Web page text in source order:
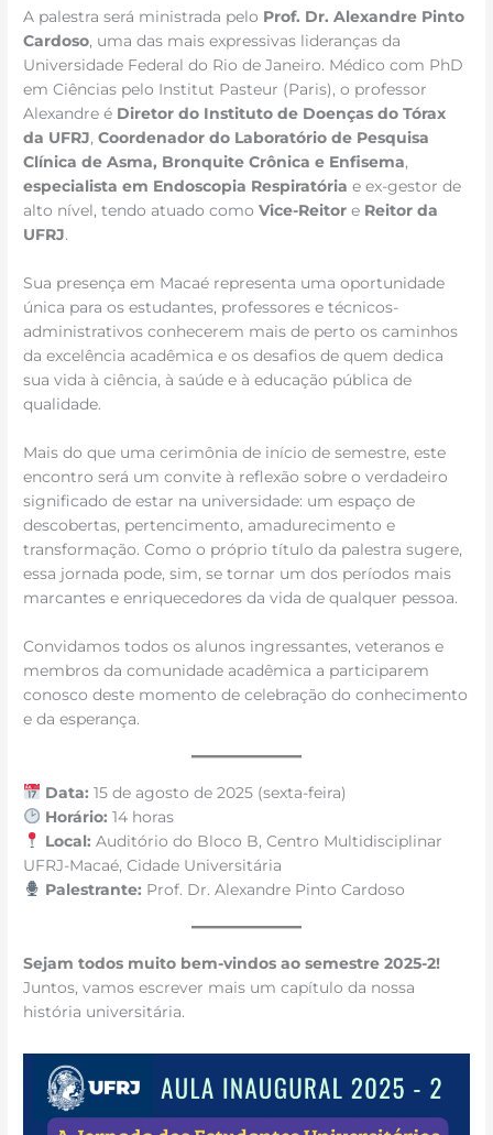
A palestra será ministrada pelo Prof. Dr. Alexandre Pinto
Cardoso, uma das mais expressivas lideranças da
Universidade Federal do Rio de Janeiro. Médico com PhD
em Ciências pelo Institut Pasteur (Paris), o professor
Alexandre é Diretor do Instituto de Doenças do Tórax
da UFRJ,Coordenador do Laboratório de Pesquisa
Clínica de Asma, Bronquite Crônica e Enfisema,
especialista em Endoscopia Respiratória e ex-gestor de
alto nível, tendo atuado comoVice-Reitor e Reitor da
UFRJ.
Sua presença em Macaé representa uma oportunidade
única para os estudantes, professores e técnicos-
administrativos conhecerem mais de perto os caminhos
da excelência acadêmica e os desafios de quem dedica
sua vida à ciência, à saúde e à educação pública de
qualidade.
Mais do que uma cerimônia de início de semestre, este
encontro será um convite à reflexão sobre o verdadeiro
significado de estar na universidade: um espaço de
descobertas, pertencimento, amadurecimento e
transformação. Como o próprio título da palestra sugere,
essa jornada pode, sim, se tornar um dos períodos mais
marcantes e enriquecedores da vida de qualquer pessoa.
Convidamos todos os alunos ingressantes, veteranos e
membros da comunidade acadêmica a participarem
conosco deste momento de celebração do conhecimento
e da esperança.
Data: 15 de agosto de 2025 (sexta-feira)
Horário: 14 horas
Local: Auditório do Bloco B, Centro Multidisciplinar
UFRJ-Macaé, Cidade Universitária
Palestrante: Prof. Dr. Alexandre Pinto Cardoso
Sejam todos muito bem-vindos ao semestre 2025-2!
Juntos, vamos escrever mais um capítulo da nossa
história universitária.